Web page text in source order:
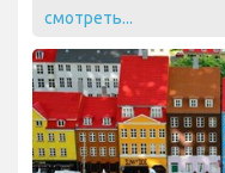
смотреть...